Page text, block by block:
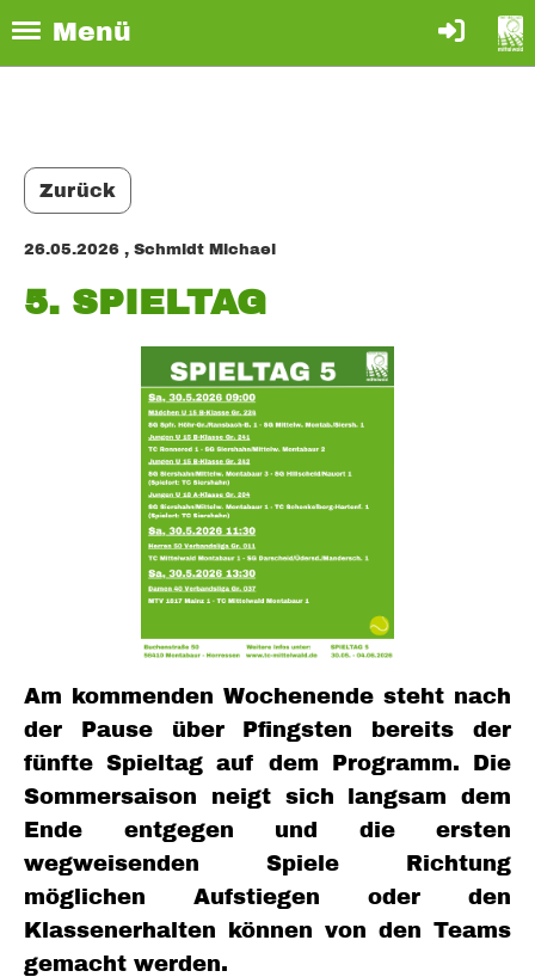
Menü
Zurück
26.05.2026 , Schmidt Michael
5. SPIELTAG
Am kommenden Wochenende steht nach
der Pause über Pfingsten bereits der
fünfte Spieltag auf dem Programm. Die
Sommersaison neigt sich langsam dem
Ende entgegen und die ersten
wegweisenden Spiele Richtung
möglichen Aufstiegen oder den
Klassenerhalten können von den Teams
gemacht werden.